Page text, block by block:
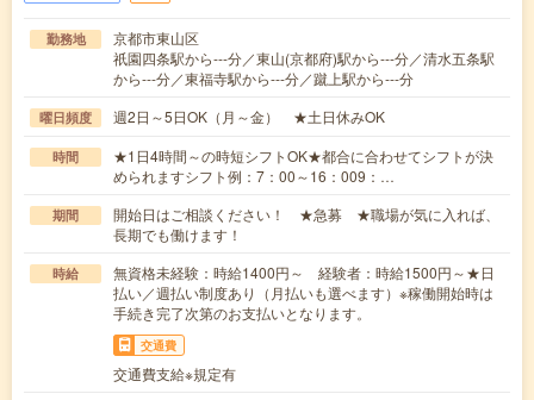
勤務地
京都市東山区
祇園四条駅から---分／東山(京都府)駅から---分／清水五条駅
から---分／東福寺駅から---分／蹴上駅から---分
曜日頻度 週2日～5日OK（月～金） ★土日休みOK
時間
★1日4時間～の時短シフトOK★都合に合わせてシフトが決
められますシフト例：7：00～16：009：…
期間
開始日はご相談ください！ ★急募 ★職場が気に入れば、
長期でも働けます！
時給
無資格未経験：時給1400円～ 経験者：時給1500円～★日
払い／週払い制度あり（月払いも選べます）※稼働開始時は
手続き完了次第のお支払いとなります。
交通費
交通費支給※規定有